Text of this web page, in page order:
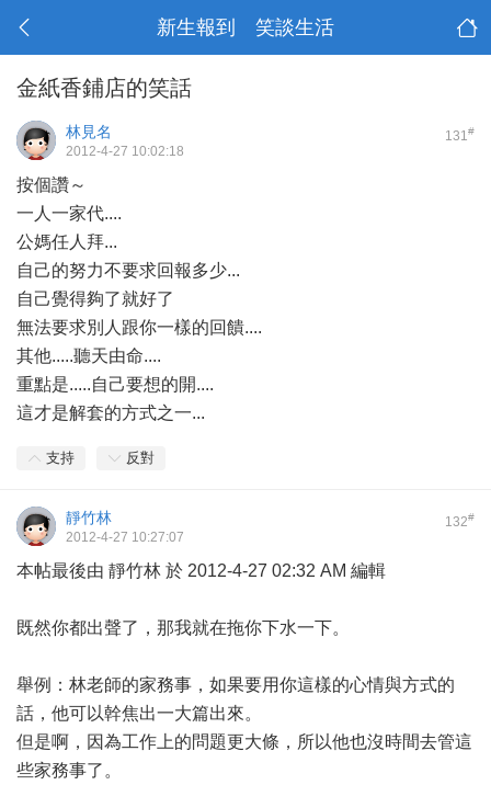
新生報到 笑談生活
金紙香鋪店的笑話
131#
林見名
2012-4-27 10:02:18
按個讚～
一人一家代....
公媽任人拜...
自己的努力不要求回報多少...
自己覺得夠了就好了
無法要求別人跟你一樣的回饋....
其他.....聽天由命....
重點是.....自己要想的開....
這才是解套的方式之一...
支持 反對
132#
靜竹林
2012-4-27 10:27:07
本帖最後由 靜竹林 於 2012-4-27 02:32 AM 編輯
既然你都出聲了，那我就在拖你下水一下。
舉例：林老師的家務事，如果要用你這樣的心情與方式的
話，他可以幹焦出一大篇出來。
但是啊，因為工作上的問題更大條，所以他也沒時間去管這
些家務事了。